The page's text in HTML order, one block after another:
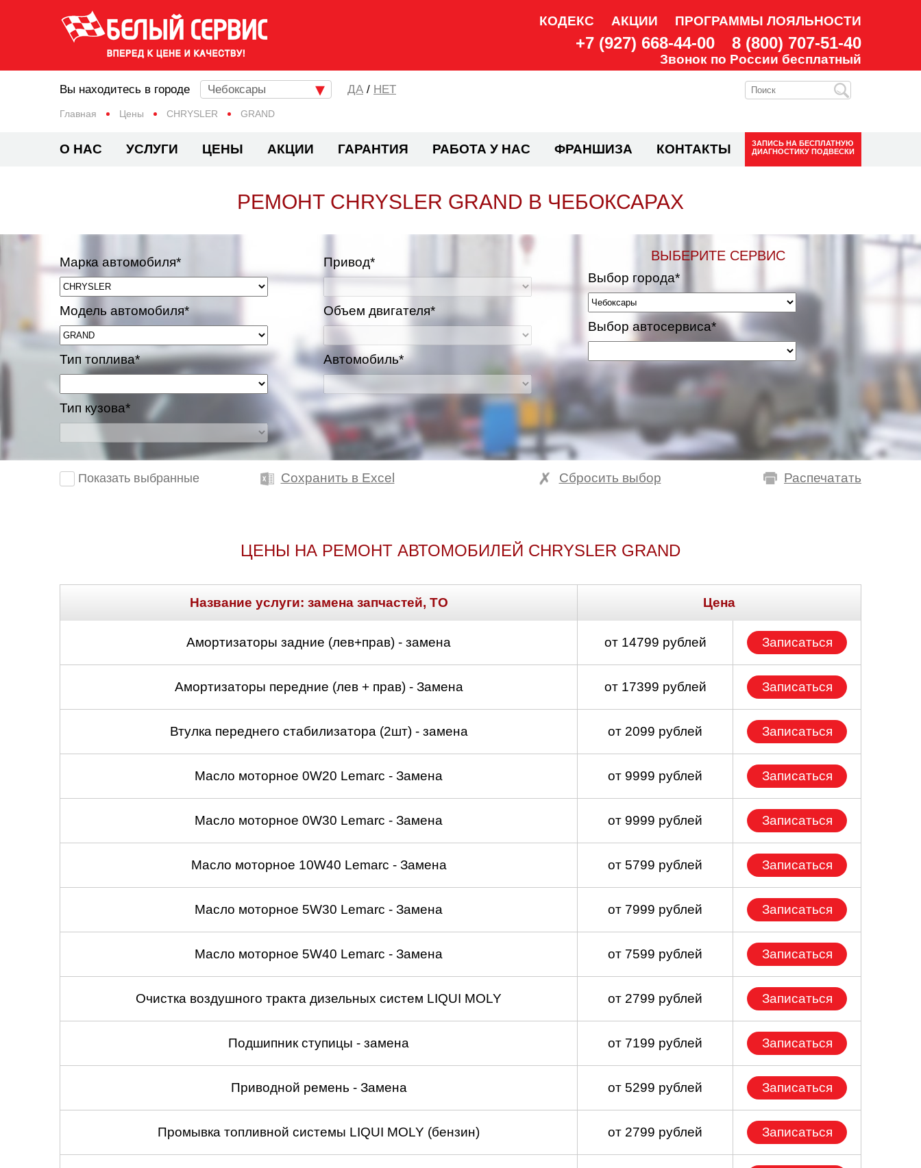
КОДЕКС АКЦИИ ПРОГРАММЫ ЛОЯЛЬНОСТИ
+7 (927) 668-44-00 8 (800) 707-51-40
Звонок по России бесплатный
Главная Цены CHRYSLER GRAND
Вы находитесь в городе Чебоксары / НЕТ
О НАС УСЛУГИ ЦЕНЫ АКЦИИ ГАРАНТИЯ РАБОТА У НАС ФРАНШИЗА КОНТАКТЫ ЗАПИСЬ НА БЕСПЛАТНУЮ
ДИАГНОСТИКУ ПОДВЕСКИ
РЕМОНТ CHRYSLER GRAND В ЧЕБОКСАРАХ
Марка автомобиля*
Модель автомобиля*
Тип топлива*
Тип кузова*
Привод*
Объем двигателя*
Автомобиль*
ВЫБЕРИТЕ СЕРВИС
Выбор города*
Выбор автосервиса*
Показать выбранные Сохранить в Excel Распечатать
Сбросить выбор
ЦЕНЫ НА РЕМОНТ АВТОМОБИЛЕЙ CHRYSLER GRAND
Название услуги: замена запчастей, ТО Цена
Амортизаторы задние (лев+прав) - замена от 14799 рублей Записаться
Амортизаторы передние (лев + прав) - Замена от 17399 рублей Записаться
Втулка переднего стабилизатора (2шт) - замена от 2099 рублей Записаться
Масло моторное 0W20 Lemarc - Замена от 9999 рублей Записаться
Масло моторное 0W30 Lemarc - Замена от 9999 рублей Записаться
Масло моторное 10W40 Lemarc - Замена от 5799 рублей Записаться
Масло моторное 5W30 Lemarc - Замена от 7999 рублей Записаться
Масло моторное 5W40 Lemarc - Замена от 7599 рублей Записаться
Очистка воздушного тракта дизельных систем LIQUI MOLY от 2799 рублей Записаться
Подшипник ступицы - замена от 7199 рублей Записаться
Приводной ремень - Замена от 5299 рублей Записаться
Промывка топливной системы LIQUI MOLY (бензин) от 2799 рублей Записаться